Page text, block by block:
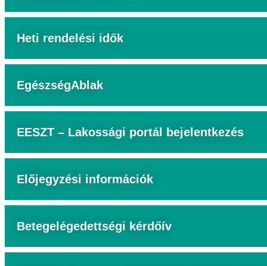
Heti rendelési idők
EgészségAblak
EESZT – Lakossági portál bejelentkezés
Előjegyzési információk
Betegelégedettségi kérdőív